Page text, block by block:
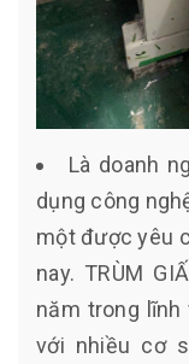
Là doanh
dụng công
một được yêu
nay. TRÙM
năm trong
với nhiều cơ